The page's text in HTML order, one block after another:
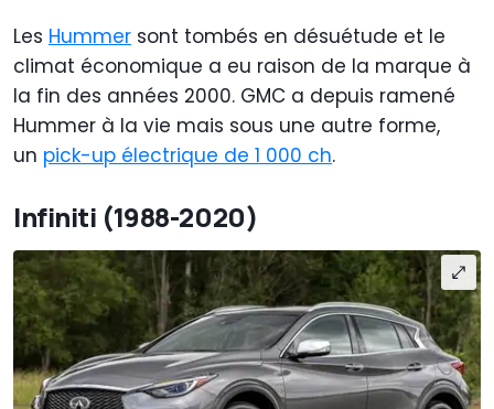
Les Hummer sont tombés en désuétude et le
climat économique a eu raison de la marque à
la fin des années 2000. GMC a depuis ramené
Hummer à la vie mais sous une autre forme,
un pick-up électrique de 1 000 ch.
Infiniti (1988-2020)